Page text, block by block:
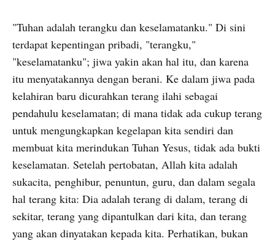
"Tuhan adalah terangku dan keselamatanku." Di sini
terdapat kepentingan pribadi, "terangku,"
"keselamatanku"; jiwa yakin akan hal itu, dan karena
itu menyatakannya dengan berani. Ke dalam jiwa pada
kelahiran baru dicurahkan terang ilahi sebagai
pendahulu keselamatan; di mana tidak ada cukup terang
untuk mengungkapkan kegelapan kita sendiri dan
membuat kita merindukan Tuhan Yesus, tidak ada bukti
keselamatan. Setelah pertobatan, Allah kita adalah
sukacita, penghibur, penuntun, guru, dan dalam segala
hal terang kita: Dia adalah terang di dalam, terang di
sekitar, terang yang dipantulkan dari kita, dan terang
yang akan dinyatakan kepada kita. Perhatikan, bukan